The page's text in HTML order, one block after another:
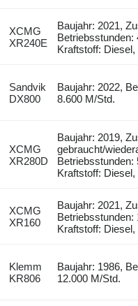
XCMG
XR240E
Baujahr: 2021,
Betriebsstunden:
Kraftstoff:
Sandvik
DX800
Baujahr: 2022,
8.600 M/Std.
XCMG
XR280D
Baujahr: 2019,
gebraucht/
Betriebsstunden:
Kraftstoff:
XCMG
XR160
Baujahr: 2021,
Betriebsstunden:
Kraftstoff:
Klemm
KR806
Baujahr: 1986,
12.000 M/Std.